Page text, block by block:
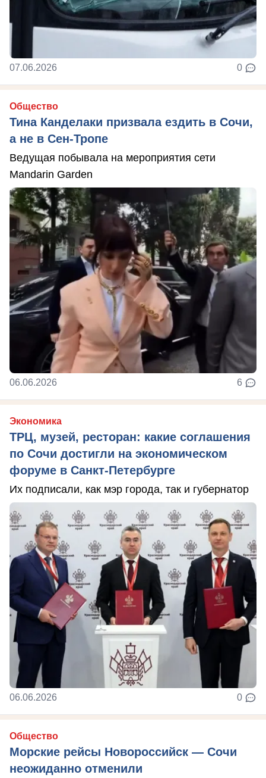
07.06.2026 0
Общество
Тина Канделаки призвала ездить в Сочи,
а не в Сен-Тропе
Ведущая побывала на мероприятия сети
Mandarin Garden
06.06.2026 6
Экономика
ТРЦ, музей, ресторан: какие соглашения
по Сочи достигли на экономическом
форуме в Санкт-Петербурге
Их подписали, как мэр города, так и губернатор
06.06.2026 0
Общество
Морские рейсы Новороссийск — Сочи
неожиданно отменили